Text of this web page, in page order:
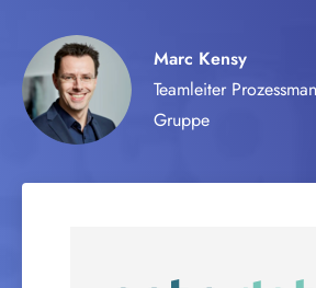
Marc Kensy
Teamleiter
Gruppe